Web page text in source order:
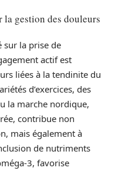
gestion des douleurs
sur la prise de
actif est
liées à la tendinite du
d’exercices, des
la marche nordique,
contribue non
mais également à
de nutriments
3, favorise